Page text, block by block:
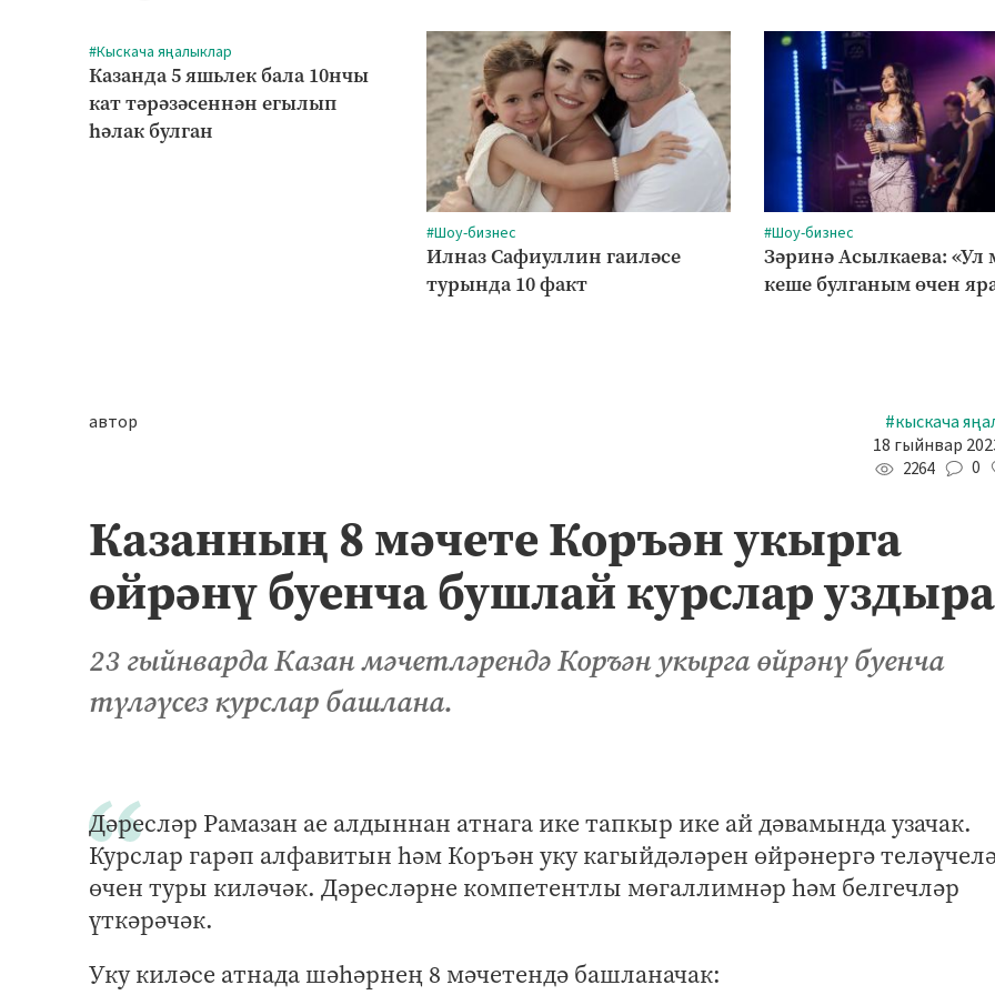
#Кыскача яңалыклар
Казанда 5 яшьлек бала 10нчы
кат тәрәзәсеннән егылып
һәлак булган
#Шоу-бизнес
Илназ Сафиуллин гаиләсе
турында 10 факт
#Шоу-бизнес
Зәринә Асылкаева: «Ул
кеше булганым өчен
автор
#кыскача
18 гыйнвар
2264 0
Казанның 8 мәчете Коръән укырга
өйрәнү буенча бушлай курслар уздыра
23 гыйнварда Казан мәчетләрендә Коръән укырга өйрәнү буенча
түләүсез курслар башлана.
Дәресләр Рамазан ае алдыннан атнага ике тапкыр ике ай дәвамында узачак.
Курслар гарәп алфавитын һәм Коръән уку кагыйдәләрен өйрәнергә
өчен туры киләчәк. Дәресләрне компетентлы мөгаллимнәр һәм белгечләр
үткәрәчәк.
Уку киләсе атнада шәһәрнең 8 мәчетендә башланачак: